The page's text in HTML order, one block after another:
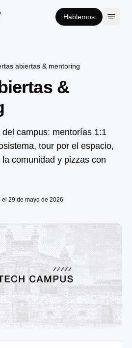
Hablemos
abiertas & mentoring
&
campus: mentorías 1:1
tour por el espacio,
comunidad y pizzas con
el 29 de mayo de 2026